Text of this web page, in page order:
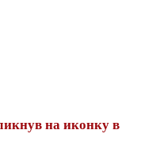
на иконку в